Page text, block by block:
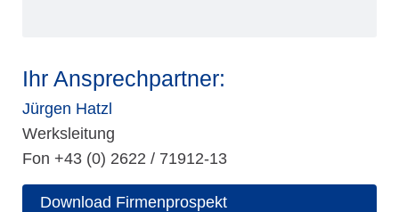
Ihr Ansprechpartner:
Jürgen Hatzl
Werksleitung
Fon +43 (0) 2622 / 71912-13
Download Firmenprospekt